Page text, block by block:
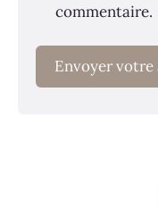
commentaire.